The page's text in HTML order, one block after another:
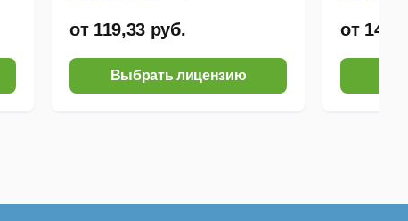
от 119,33 руб.
Выбрать лицензию
от